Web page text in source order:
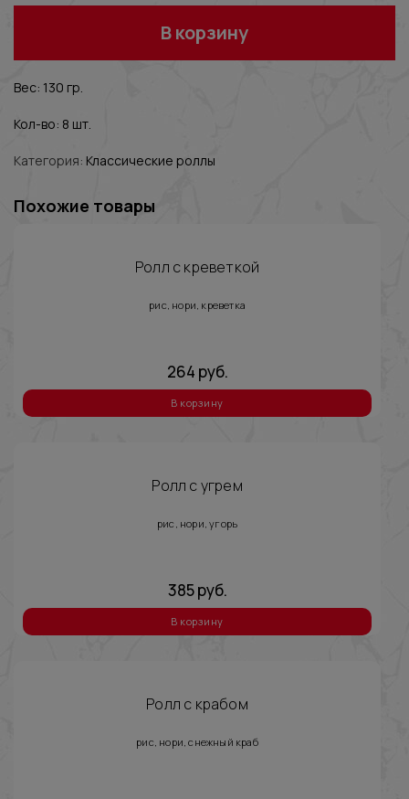
В корзину
Вес: 130 гр.
Кол-во: 8 шт.
Категория: Классические роллы
Похожие товары
Ролл с креветкой
рис, нори, креветка
264 руб.
В корзину
Ролл с угрем
рис, нори, угорь
385руб.
В корзину
Ролл с крабом
рис, нори, снежный краб